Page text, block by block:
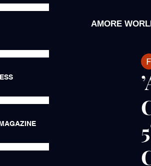
AMORE
AMORE
AMORE
AMORE /